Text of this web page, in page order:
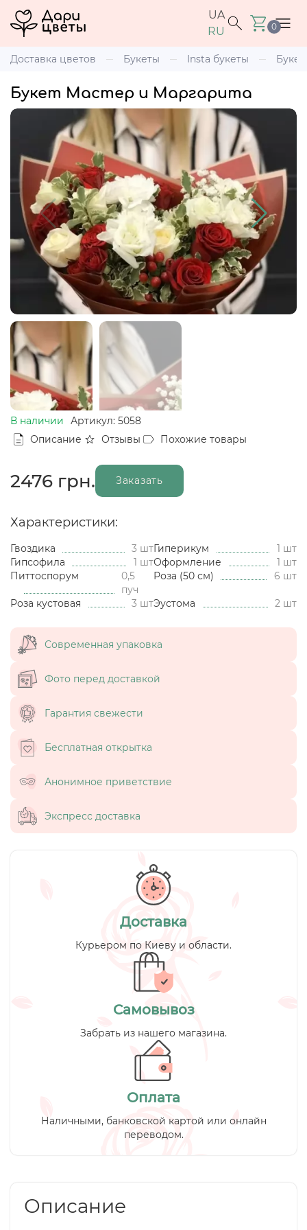
UA
RU
0
Доставка цветов Букеты Insta букеты
Букет Мастер и Маргарита
В наличии
Артикул: 5058
Описание
Отзывы Похожие товары
2476 грн. Заказать
Характеристики:
Гвоздика 3 штГиперикум
1 шт
Гипсофила
1 штОформление
1 шт
Питтоспорум
0,5
пуч
Роза (50 см) 6 шт
Роза кустовая 3 штЭустома 2 шт
Современная упаковка
Фото перед доставкой
Гарантия свежести
Бесплатная открытка
Анонимное приветствие
Экспресс доставка
Доставка
Курьером по Киеву и области.
Самовывоз
Забрать из нашего магазина.
Оплата
Наличными, банковской картой или онлайн
переводом.
Описание